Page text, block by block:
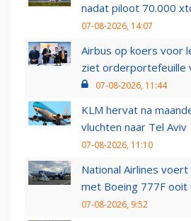
nadat piloot 70.000
07-08-2026, 14:07
Airbus op koers voor
ziet orderportefeuille
07-08-2026, 11:44
KLM hervat na
vluchten naar Tel Aviv
07-08-2026, 11:10
National Airlines
met Boeing 777F ooit
07-08-2026, 9:52